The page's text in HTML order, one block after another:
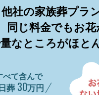
他社の家族葬プラ
同じ料金でもお花
なところがほと
べて含んで
葬 30万円